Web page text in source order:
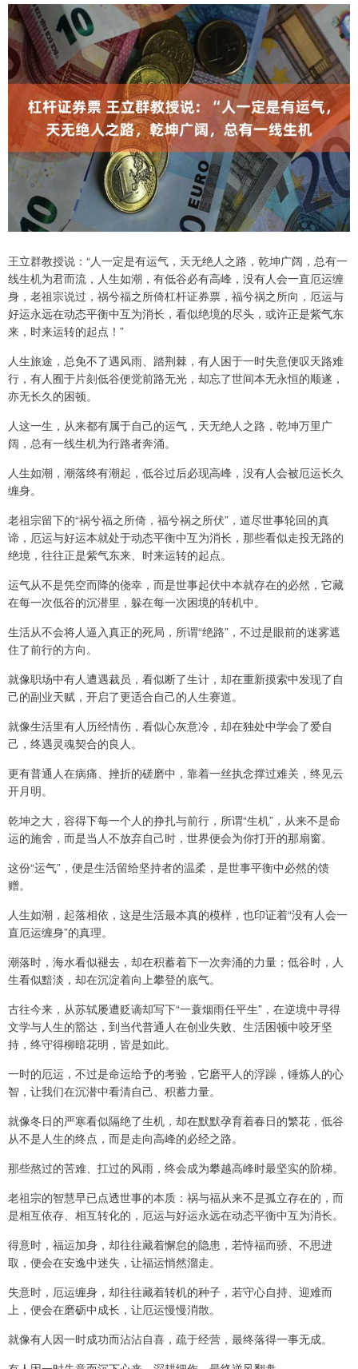
王立群教授说：“人一定是有运气，天无绝人之路，乾坤广阔，总有一
线生机为君而流，人生如潮，有低谷必有高峰，没有人会一直厄运缠
身，老祖宗说过，祸兮福之所倚杠杆证券票，福兮祸之所向，厄运与
好运永远在动态平衡中互为消长，看似绝境的尽头，或许正是紫气东
来，时来运转的起点！”
人生旅途，总免不了遇风雨、踏荆棘，有人困于一时失意便叹天路难
行，有人囿于片刻低谷便觉前路无光，却忘了世间本无永恒的顺遂，
亦无长久的困顿。
人这一生，从来都有属于自己的运气，天无绝人之路，乾坤万里广
阔，总有一线生机为行路者奔涌。
人生如潮，潮落终有潮起，低谷过后必现高峰，没有人会被厄运长久
缠身。
老祖宗留下的“祸兮福之所倚，福兮祸之所伏”，道尽世事轮回的真
谛，厄运与好运本就处于动态平衡中互为消长，那些看似走投无路的
绝境，往往正是紫气东来、时来运转的起点。
运气从不是凭空而降的侥幸，而是世事起伏中本就存在的必然，它藏
在每一次低谷的沉潜里，躲在每一次困境的转机中。
生活从不会将人逼入真正的死局，所谓“绝路”，不过是眼前的迷雾遮
住了前行的方向。
就像职场中有人遭遇裁员，看似断了生计，却在重新摸索中发现了自
己的副业天赋，开启了更适合自己的人生赛道。
就像生活里有人历经情伤，看似心灰意冷，却在独处中学会了爱自
己，终遇灵魂契合的良人。
更有普通人在病痛、挫折的磋磨中，靠着一丝执念撑过难关，终见云
开月明。
乾坤之大，容得下每一个人的挣扎与前行，所谓“生机”，从来不是命
运的施舍，而是当人不放弃自己时，世界便会为你打开的那扇窗。
这份“运气”，便是生活留给坚持者的温柔，是世事平衡中必然的馈
赠。
人生如潮，起落相依，这是生活最本真的模样，也印证着“没有人会一
直厄运缠身”的真理。
潮落时，海水看似褪去，却在积蓄着下一次奔涌的力量；低谷时，人
生看似黯淡，却在沉淀着向上攀登的底气。
古往今来，从苏轼屡遭贬谪却写下“一蓑烟雨任平生”，在逆境中寻得
文学与人生的豁达，到当代普通人在创业失败、生活困顿中咬牙坚
持，终守得柳暗花明，皆是如此。
一时的厄运，不过是命运给予的考验，它磨平人的浮躁，锤炼人的心
智，让我们在沉潜中看清自己、积蓄力量。
就像冬日的严寒看似隔绝了生机，却在默默孕育着春日的繁花，低谷
从不是人生的终点，而是走向高峰的必经之路。
那些熬过的苦难、扛过的风雨，终会成为攀越高峰时最坚实的阶梯。
老祖宗的智慧早已点透世事的本质：祸与福从来不是孤立存在的，而
是相互依存、相互转化的，厄运与好运永远在动态平衡中互为消长。
得意时，福运加身，却往往藏着懈怠的隐患，若恃福而骄、不思进
取，便会在安逸中迷失，让福运悄然溜走。
失意时，厄运缠身，却往往藏着转机的种子，若守心自持、迎难而
上，便会在磨砺中成长，让厄运慢慢消散。
就像有人因一时成功而沾沾自喜，疏于经营，最终落得一事无成。